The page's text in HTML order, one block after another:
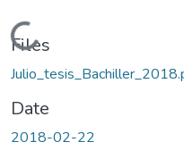
Loading...
Files
Date
2018-02-22